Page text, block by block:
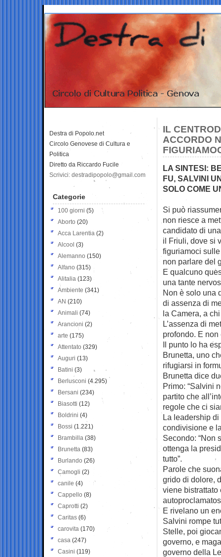
IL
ACCORDO
LA SINTESI:
FU, SALVINI
SOLO COME
Si può
non riesce a
candidato di
il Friuli, dove si
figuriamoci
non parlare del
E qualcuno
una tante
Non è solo una
di assenza di
la Camera, a
L’assenza di
profondo. E
Il punto lo ha
Brunetta, uno
rifugiarsi in
Brunetta dice
Primo: “Salvini
partito che
regole che ci
La leadership
condivisione e
Secondo: “Non
ottenga la
tutto”.
Parole che
grido di dolore,
viene bistrattato
E rivelano un
Salvini rompe
Stelle, poi
governo, e
governo della
Destra di Popolo.net
Circolo Genovese di Cultura e
Politica
Diretto da Riccardo Fucile
Scrivici: destradipopolo@gmail.com
Categorie
100 giorni (5)
Aborto (20)
Acca Larentia (2)
Alcool (3)
Alemanno (150)
Alfano (315)
Alitalia (123)
Ambiente (341)
AN (210)
Animali (74)
Arancioni (2)
arte (175)
Attentato (329)
Auguri (13)
Batini (3)
Berlusconi (4.295)
Bersani (234)
Biasotti (12)
Boldrini (4)
Bossi (1.221)
Brambilla (38)
Brunetta (83)
Burlando (26)
Camogli (2)
canile (4)
Cappello (8)
Caprotti (2)
Caritas (6)
carovita (170)
casa (247)
Casini (119)